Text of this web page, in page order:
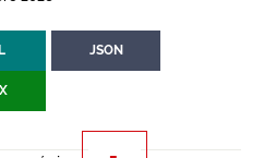
JSON